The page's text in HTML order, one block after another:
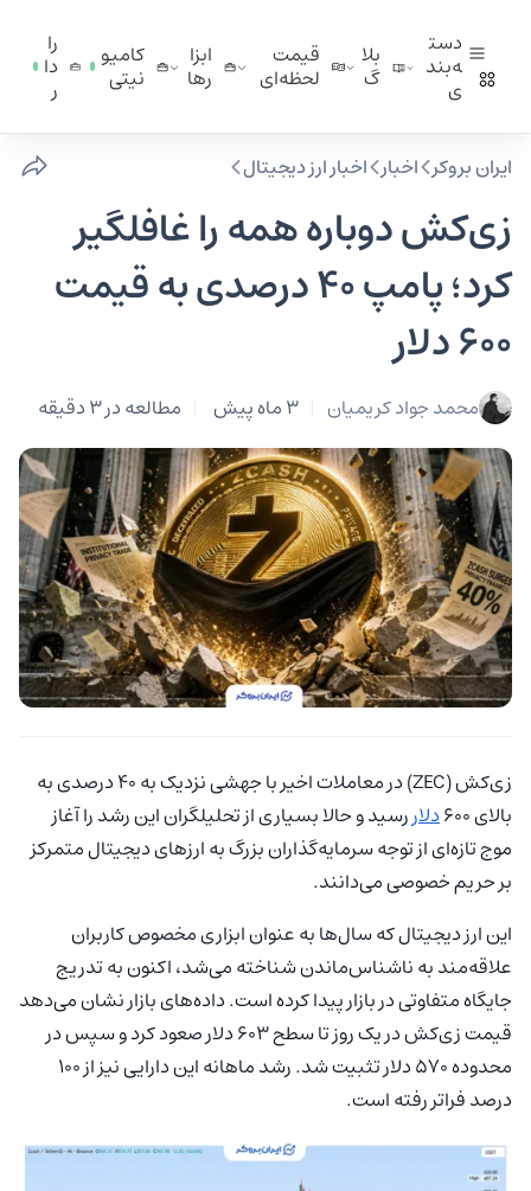
دست
ه‌بند
ی
بلا
گ
قیمت
لحظه‌ای
ابزا
ر‌ها
کامیو
نیتی
را
دا
ر
ایران بروکر اخبار اخبار ارز دیجیتال
زی‌کش دوباره همه را غافلگیر
کرد؛ پامپ ۴۰ درصدی به قیمت
۶۰۰ دلار
محمد جواد کریمیان 3 ماه پیش مطالعه در 3 دقیقه
زی‌کش (ZEC) در معاملات اخیر با جهشی نزدیک به ۴۰ درصدی به
بالای ۶۰۰
دلاررسید و حالا بسیاری از تحلیلگران این رشد را آغاز
موج تازه‌ای از توجه سرمایه‌گذاران بزرگ به ارزهای دیجیتال متمرکز
بر حریم خصوصی می‌دانند.
این ارز دیجیتال که سال‌ها به عنوان ابزاری مخصوص کاربران
علاقه‌مند به ناشناس‌ماندن شناخته می‌شد، اکنون به تدریج
جایگاه متفاوتی در بازار پیدا کرده است. داده‌های بازار نشان می‌دهد
قیمت زی‌کش در یک روز تا سطح ۶۰۳ دلار صعود کرد و سپس در
محدوده ۵۷۰ دلار تثبیت شد. رشد ماهانه این دارایی نیز از ۱۰۰
درصد فراتر رفته است.